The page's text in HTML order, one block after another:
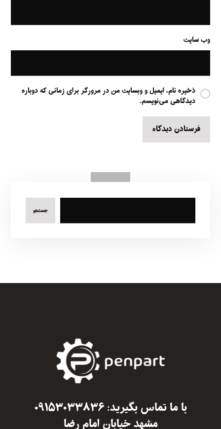
وب‌ سایت
ذخیره نام، ایمیل و وبسایت من در مرورگر برای زمانی که دوباره
دیدگاهی می‌نویسم.
فرستادن دیدگاه
جستجو
با ما تماس بگیرید: ۰۹۱۵۳۰۳۳۸۳۶
مشهد خیابان امام رضا